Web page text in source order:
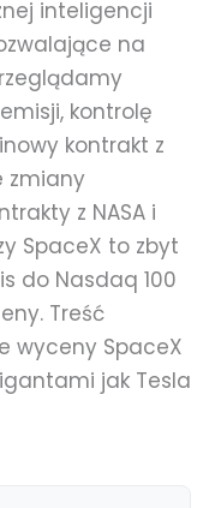
inteligencji
na
kontrolę
kontrakt z
zmiany
z NASA i
SpaceX to zbyt
do Nasdaq 100
Treść
wyceny SpaceX
jak Tesla